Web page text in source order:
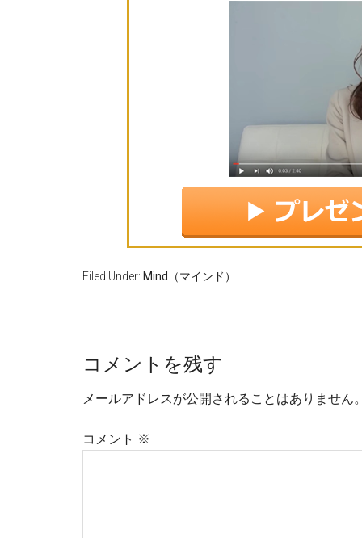
Filed Under: Mind（マインド）
コメントを残す
メールアドレスが公開されることはありません
コメント ※